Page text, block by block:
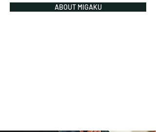
ABOUT MIGAKU